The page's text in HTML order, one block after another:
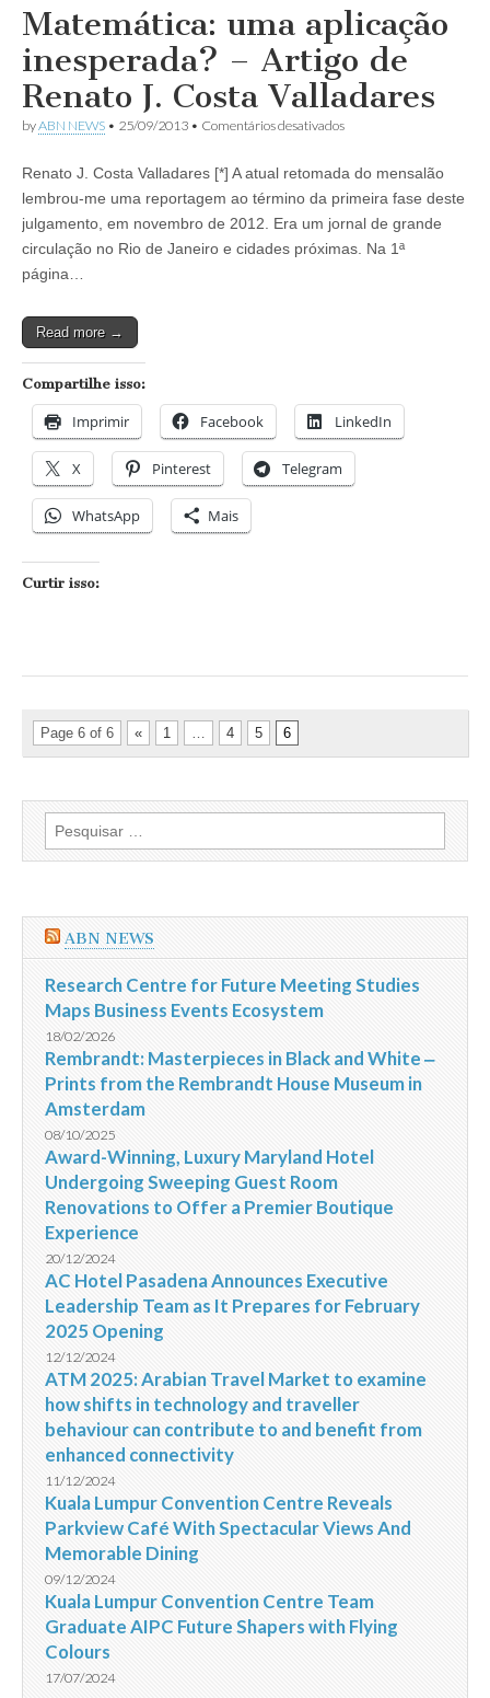
formalização
de
Renato
J.
Valladares
Matemática: uma aplicação
inesperada? – Artigo de
Renato J. Costa Valladares
byABN NEWS • 25/09/2013 • Comentários desativadosem
aplicação
inesperada?
Artigo
de
Renato J. Costa Valladares [*] A atual retomada do mensalão
lembrou-me uma reportagem ao término da primeira fase deste
julgamento, em novembro de 2012. Era um jornal de grande
circulação no Rio de Janeiro e cidades próximas. Na 1ª
página…
Read more →
Compartilhe isso:
Imprimir Facebook LinkedIn
X Pinterest Telegram
WhatsApp Mais
Curtir isso:
Page 6 of 6 « 1 4 5 6
Pesquisar
por:
ABN NEWS
Research Centre for Future Meeting Studies
Maps Business Events Ecosystem
18/02/2026
Rembrandt: Masterpieces in Black and White ‒
Prints from the Rembrandt House Museum in
Amsterdam
08/10/2025
Award-Winning, Luxury Maryland Hotel
Undergoing Sweeping Guest Room
Renovations to Offer a Premier Boutique
Experience
20/12/2024
AC Hotel Pasadena Announces Executive
Leadership Team as It Prepares for February
2025 Opening
12/12/2024
ATM 2025: Arabian Travel Market to examine
how shifts in technology and traveller
behaviour can contribute to and benefit from
enhanced connectivity
11/12/2024
Kuala Lumpur Convention Centre Reveals
Parkview Café With Spectacular Views And
Memorable Dining
09/12/2024
Kuala Lumpur Convention Centre Team
Graduate AIPC Future Shapers with Flying
Colours
17/07/2024